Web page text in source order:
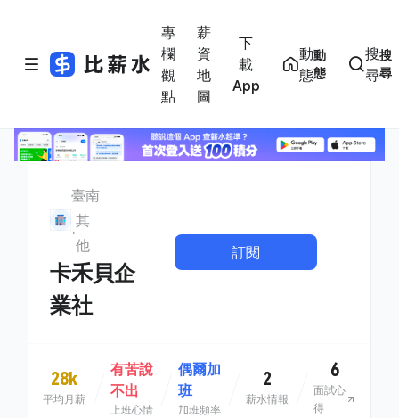
專
欄
觀
點
薪
資
地
圖
下
載
App
動
態
動
態
搜
尋
搜
尋
臺南
其
他
卡禾貝企
業社
訂閱
28k
平均月薪
有苦說
不出
上班心情
偶爾加
班
加班頻率
2
薪水情報
6
面試心
得